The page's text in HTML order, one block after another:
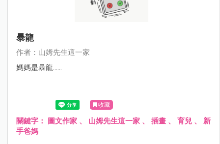
暴龍
作者：山姆先生這一家
媽媽是暴龍......
收藏
關鍵字： 圖文作家 、 山姆先生這一家 、 插畫 、 育兒 、 新
手爸媽